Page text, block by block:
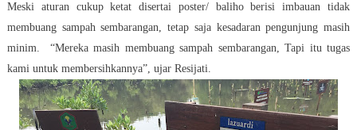
Meski aturan cukup ketat disertai poster/ baliho berisi imbauan tidak
membuang sampah sembarangan, tetap saja kesadaran pengunjung masih
minim. “Mereka masih membuang sampah sembarangan, Tapi itu tugas
kami untuk membersihkannya”, ujar Resijati.